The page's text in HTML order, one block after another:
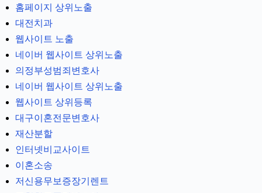
홈페이지 상위노출
대전치과
웹사이트 노출
네이버 웹사이트 상위노출
의정부성범죄변호사
네이버 웹사이트 상위노출
웹사이트 상위등록
대구이혼전문변호사
재산분할
인터넷비교사이트
이혼소송
저신용무보증장기렌트